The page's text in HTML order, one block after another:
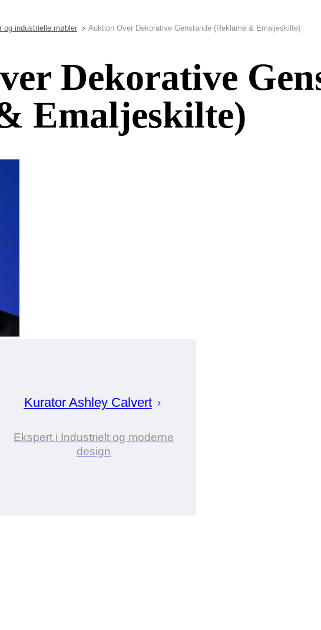
og industrielle møbler Auktion Over Dekorative Genstande (Reklame & Emaljeskilte)
Dekorative
Emaljeskilte)
Kurator Ashley Calvert
Ekspert i Industrielt og moderne
design